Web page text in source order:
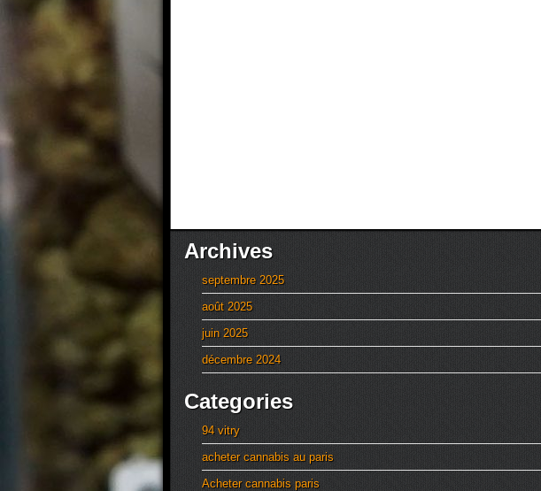
Archives
septembre 2025
août 2025
juin 2025
décembre 2024
Categories
94 vitry
acheter cannabis au paris
Acheter cannabis paris